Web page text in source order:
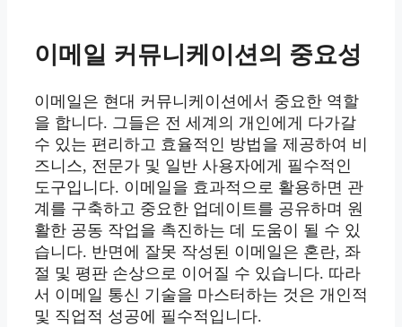
이메일 커뮤니케이션의 중요성
이메일은 현대 커뮤니케이션에서 중요한 역할
을 합니다. 그들은 전 세계의 개인에게 다가갈
수 있는 편리하고 효율적인 방법을 제공하여 비
즈니스, 전문가 및 일반 사용자에게 필수적인
도구입니다. 이메일을 효과적으로 활용하면 관
계를 구축하고 중요한 업데이트를 공유하며 원
활한 공동 작업을 촉진하는 데 도움이 될 수 있
습니다. 반면에 잘못 작성된 이메일은 혼란, 좌
절 및 평판 손상으로 이어질 수 있습니다. 따라
서 이메일 통신 기술을 마스터하는 것은 개인적
및 직업적 성공에 필수적입니다.